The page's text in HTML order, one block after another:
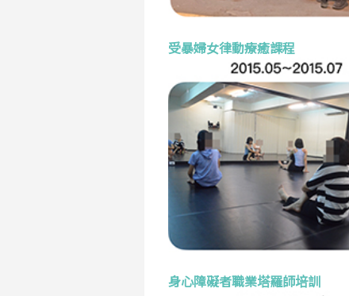
受暴婦女律動療癒課程
身心障礙者職業塔羅師培訓